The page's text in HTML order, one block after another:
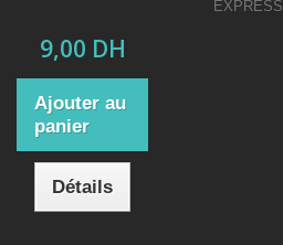
EXPRESS
9,00 DH
Ajouter au
panier
Détails